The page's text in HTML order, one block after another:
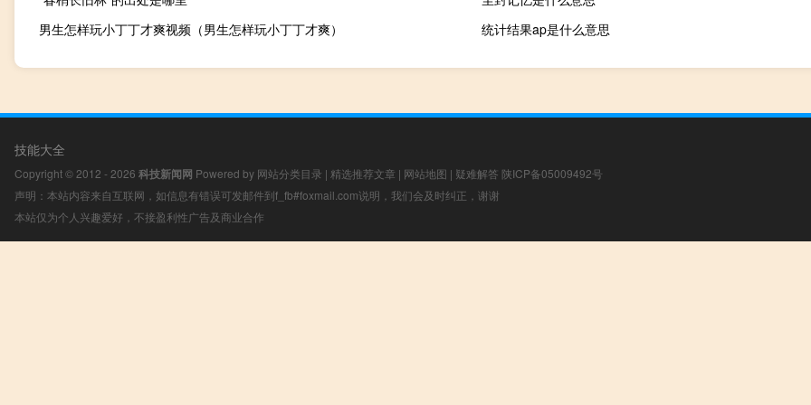
男生怎样玩小丁丁才爽视频（男生怎样玩小丁丁才爽）
统计结果ap是什么意思
技能大全
Copyright © 2012 - 2026 科技新闻网 Powered by 网站分类目录 | 精选推荐文章 | 网站地图 | 疑难解答 陕ICP备05009492号
声明：本站内容来自互联网，如信息有错误可发邮件到f_fb#foxmail.com说明，我们会及时纠正，谢谢
本站仅为个人兴趣爱好，不接盈利性广告及商业合作